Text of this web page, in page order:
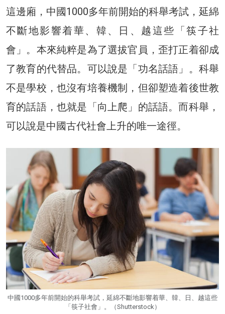
這邊廂，中國1000多年前開始的科舉考試，延綿
不斷地影響着華、韓、日、越這些「筷子社
會」。本來純粹是為了選拔官員，歪打正着卻成
了教育的代替品。可以說是「功名話語」。科舉
不是學校，也沒有培養機制，但卻塑造着後世教
育的話語，也就是「向上爬」的話語。而科舉，
可以說是中國古代社會上升的唯一途徑。
中國1000多年前開始的科舉考試，延綿不斷地影響着華、韓、日、越這些
「筷子社會」。（Shutterstock）